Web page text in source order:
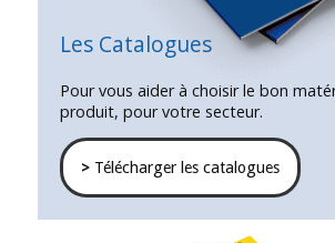
Les Catalogues
Pour vous aider à choisir le bon
produit, pour votre secteur.
>Télécharger les catalogues